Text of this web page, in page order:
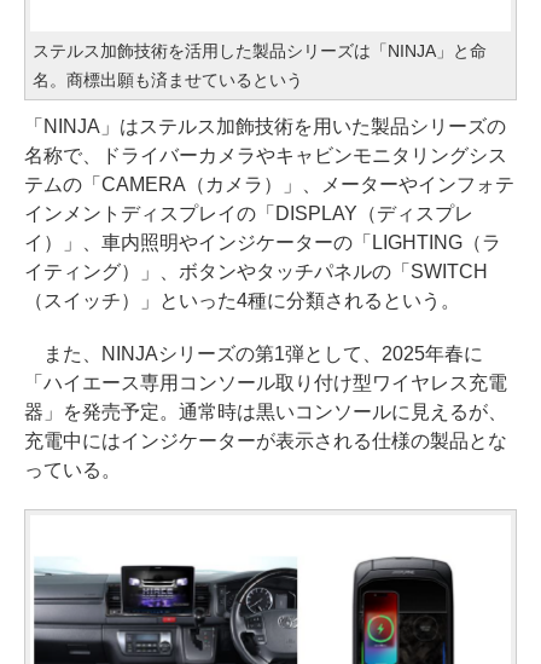
ステルス加飾技術を活用した製品シリーズは「NINJA」と命
名。商標出願も済ませているという
「NINJA」はステルス加飾技術を用いた製品シリーズの
名称で、ドライバーカメラやキャビンモニタリングシス
テムの「CAMERA（カメラ）」、メーターやインフォテ
インメントディスプレイの「DISPLAY（ディスプレ
イ）」、車内照明やインジケーターの「LIGHTING（ラ
イティング）」、ボタンやタッチパネルの「SWITCH
（スイッチ）」といった4種に分類されるという。
また、NINJAシリーズの第1弾として、2025年春に
「ハイエース専用コンソール取り付け型ワイヤレス充電
器」を発売予定。通常時は黒いコンソールに見えるが、
充電中にはインジケーターが表示される仕様の製品とな
っている。